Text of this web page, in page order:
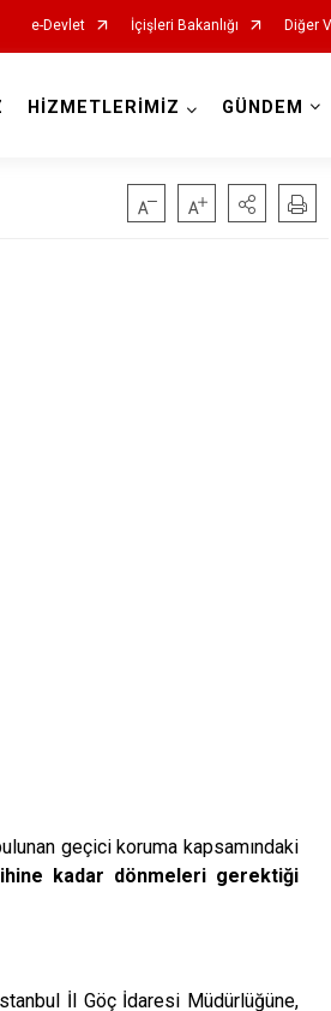
e-Devlet İçişleri Bakanlığı Diğer
HİZMETLERİMİZ GÜNDEM
geçici koruma kapsamındaki
kadar dönmeleri gerektiği
İl Göç İdaresi Müdürlüğüne,